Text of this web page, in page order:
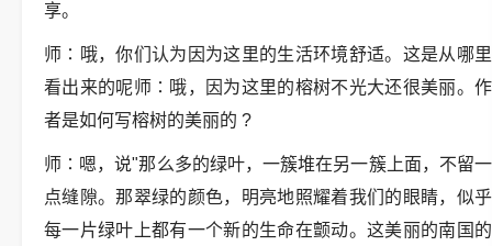
享。
师∶哦，你们认为因为这里的生活环境舒适。这是从哪里
看出来的呢师∶哦，因为这里的榕树不光大还很美丽。作
者是如何写榕树的美丽的 ?
师∶嗯，说"那么多的绿叶，一簇堆在另一簇上面，不留一
点缝隙。那翠绿的颜色，明亮地照耀着我们的眼睛，似乎
每一片绿叶上都有一个新的生命在颤动。这美丽的南国的